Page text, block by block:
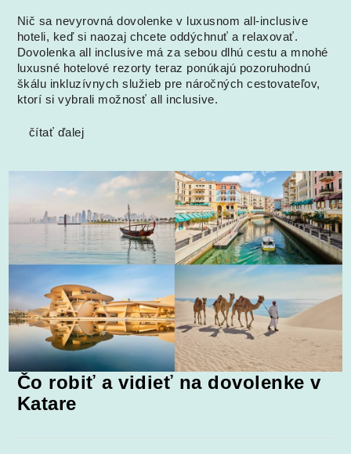
Nič sa nevyrovná dovolenke v luxusnom all-inclusive
hoteli, keď si naozaj chcete oddýchnuť a relaxovať.
Dovolenka all inclusive má za sebou dlhú cestu a mnohé
luxusné hotelové rezorty teraz ponúkajú pozoruhodnú
škálu inkluzívnych služieb pre náročných cestovateľov,
ktorí si vybrali možnosť all inclusive.
čítať ďalej
Čo robiť a vidieť na dovolenke v
Katare